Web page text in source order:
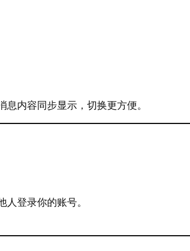
内容同步显示，切换更方便。
登录你的账号。